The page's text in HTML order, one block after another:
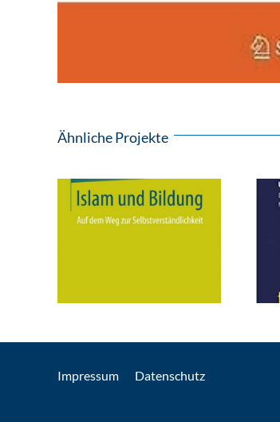
Ähnliche Projekte
Impressum Datenschutz